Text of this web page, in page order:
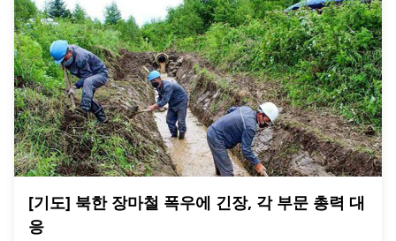
[기도] 북한 장마철 폭우에 긴장, 각 부문 총력 대
응